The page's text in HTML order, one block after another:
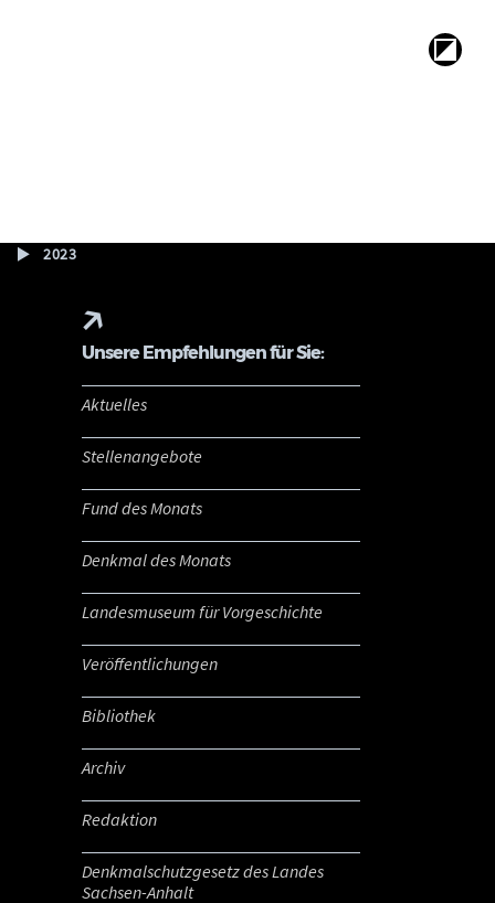
2023
Unsere Empfehlungen für Sie:
Aktuelles
Stellenangebote
Fund des Monats
Denkmal des Monats
Landesmuseum für Vorgeschichte
Veröffentlichungen
Bibliothek
Archiv
Redaktion
Denkmalschutzgesetz des Landes
Sachsen-Anhalt